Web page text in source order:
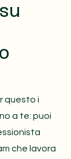
questo i
a te: puoi
che lavora